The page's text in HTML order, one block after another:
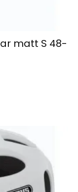
matt S 48-